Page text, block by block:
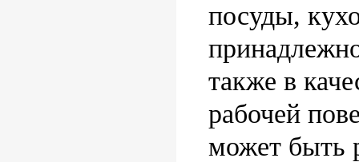
посуды,
также в
рабочей
может быть